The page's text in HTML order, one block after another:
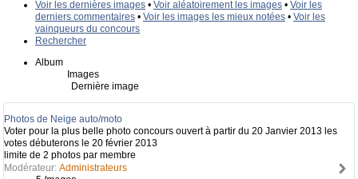
Voir les dernières images • Voir aléatoirement les images • Voir les
derniers commentaires • Voir les images les mieux notées • Voir les
vainqueurs du concours
Rechercher
Album
Images
Dernière image
Photos de Neige auto/moto
Voter pour la plus belle photo concours ouvert à partir du 20 Janvier 2013 les
votes débuterons le 20 février 2013
limite de 2 photos par membre
Modérateur: Administrateurs